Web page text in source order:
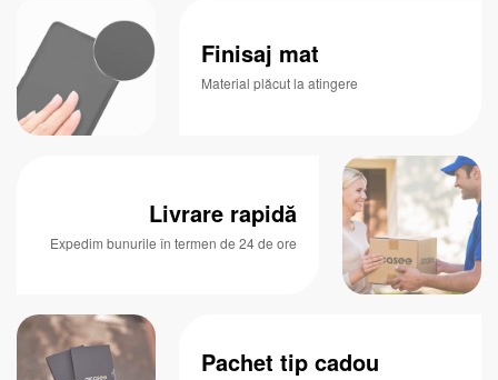
Finisaj mat
Material plăcut la atingere
Livrare rapidă
Expedim bunurile în termen de 24 de ore
Pachet tip cadou